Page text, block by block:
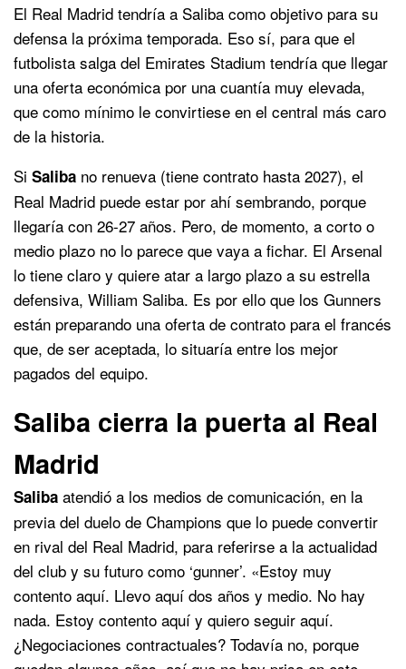
El Real Madrid tendría a Saliba como objetivo para su
defensa la próxima temporada. Eso sí, para que el
futbolista salga del Emirates Stadium tendría que llegar
una oferta económica por una cuantía muy elevada,
que como mínimo le convirtiese en el central más caro
de la historia.
Si Saliba no renueva (tiene contrato hasta 2027), el
Real Madrid puede estar por ahí sembrando, porque
llegaría con 26-27 años. Pero, de momento, a corto o
medio plazo no lo parece que vaya a fichar. El Arsenal
lo tiene claro y quiere atar a largo plazo a su estrella
defensiva, William Saliba. Es por ello que los Gunners
están preparando una oferta de contrato para el francés
que, de ser aceptada, lo situaría entre los mejor
pagados del equipo.
Saliba cierra la puerta al Real
Madrid
Saliba atendió a los medios de comunicación, en la
previa del duelo de Champions que lo puede convertir
en rival del Real Madrid, para referirse a la actualidad
del club y su futuro como ‘gunner’. «Estoy muy
contento aquí. Llevo aquí dos años y medio. No hay
nada. Estoy contento aquí y quiero seguir aquí.
¿Negociaciones contractuales? Todavía no, porque